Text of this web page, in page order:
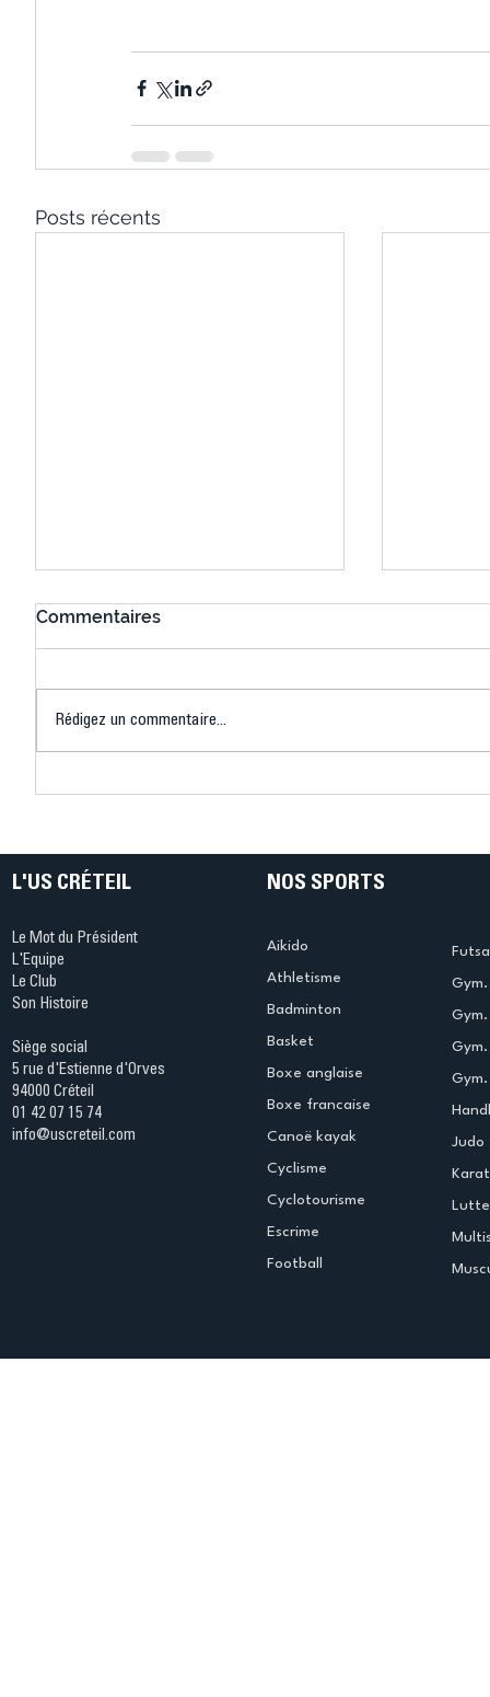
Posts récents
Ping ? Quand le tennis de
termine
Commentaires
Rédigez un commentaire...
L'US CRÉTEIL
Le Mot du Président
L'Equipe
Le Club
Son Histoire
Siège social
5 rue d'Estienne d'Orves
94000 Créteil
01 42 07 15 74
info@uscreteil.com
NOS SPORTS
Aikido
Athletisme
Badminton
Basket
Boxe anglaise
Boxe francaise
Canoë kayak
Cyclisme
Cyclotourisme
Escrime
Football
Judo
Lutte